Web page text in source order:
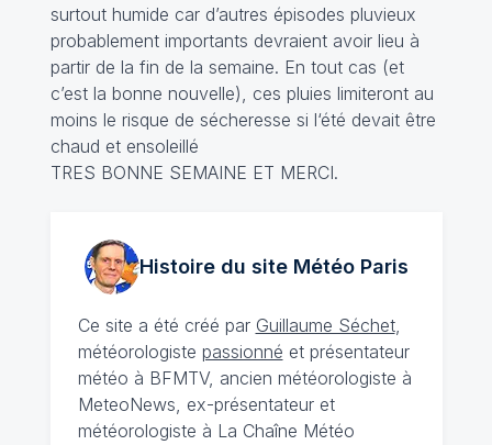
surtout humide car d’autres épisodes pluvieux
probablement importants devraient avoir lieu à
partir de la fin de la semaine. En tout cas (et
c’est la bonne nouvelle), ces pluies limiteront au
moins le risque de sécheresse si l‘été devait être
chaud et ensoleillé
TRES BONNE SEMAINE ET MERCI.
Histoire du site MétéoParis
Ce site a été créé par Guillaume Séchet,
météorologiste passionné et présentateur
météo à BFMTV, ancien météorologiste à
MeteoNews, ex-présentateur et
météorologiste à La Chaîne Météo